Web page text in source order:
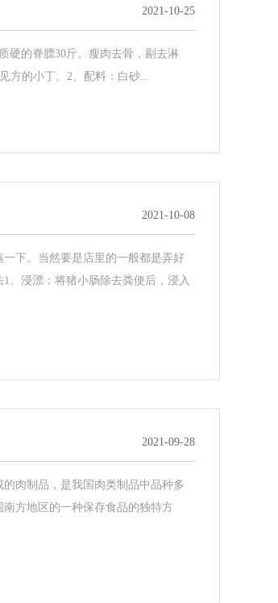
2021-10-25
硬的脊膘30斤。瘦肉去骨，剔去淋
方的小丁。2、配料：白砂...
2021-10-08
下。当然要是店里的一般都是弄好
、浸漂：将猪小肠除去粪便后，浸入
2021-09-28
肉制品，是我国肉类制品中品种多
方地区的一种保存食品的独特方